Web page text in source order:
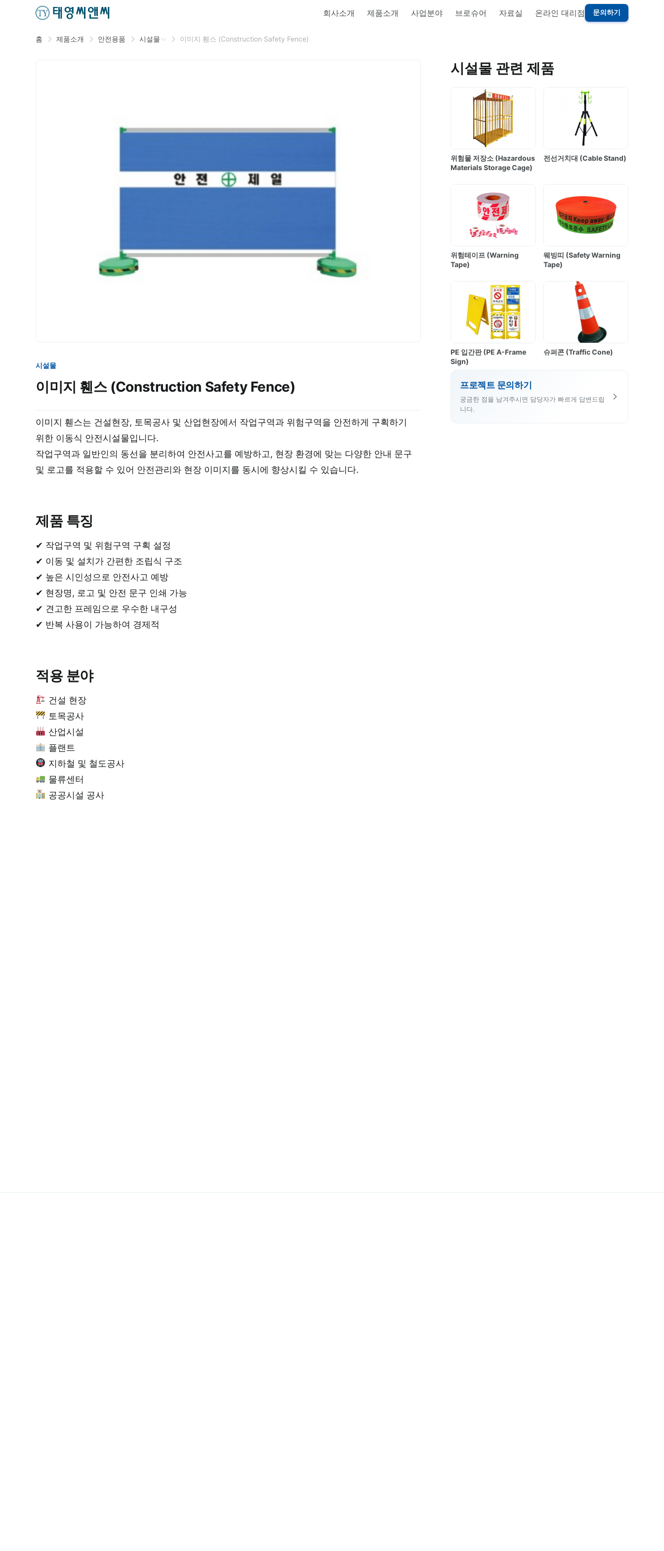
회사소개 제품소개 사업분야 브로슈어 자료실 온라인 대리점 문의하기
홈 제품소개 안전용품 시설물 이미지 휀스 (Construction Safety Fence)
시설물
이미지 휀스 (Construction Safety Fence)
이미지 휀스는 건설현장, 토목공사 및 산업현장에서 작업구역과 위험구역을 안전하게 구획하기
위한 이동식 안전시설물입니다.
작업구역과 일반인의 동선을 분리하여 안전사고를 예방하고, 현장 환경에 맞는 다양한 안내 문구
및 로고를 적용할 수 있어 안전관리와 현장 이미지를 동시에 향상시킬 수 있습니다.
제품 특징
✔ 작업구역 및 위험구역 구획 설정
✔ 이동 및 설치가 간편한 조립식 구조
✔ 높은 시인성으로 안전사고 예방
✔ 현장명, 로고 및 안전 문구 인쇄 가능
✔ 견고한 프레임으로 우수한 내구성
✔ 반복 사용이 가능하여 경제적
적용 분야
건설 현장
토목공사
산업시설
플랜트
지하철 및 철도공사
물류센터
공공시설 공사
시설물 관련 제품
위험물 저장소 (Hazardous
Materials Storage Cage)
전선거치대 (Cable Stand)
위험테이프 (Warning
Tape)
웨빙띠 (Safety Warning
Tape)
PE 입간판 (PE A-Frame
Sign)
슈퍼콘 (Traffic Cone)
프로젝트 문의하기
궁금한 점을 남겨주시면 담당자가 빠르게 답변드립
니다.